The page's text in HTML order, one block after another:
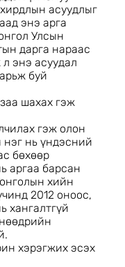
асуудлыг
энэ арга
Улсын
дарга нараас
энэ асуудал
буй
шахах гэж
гэж олон
нь үндэсний
бөхөөр
аргаа барсан
хийн
2012 оноос,
хангалтгүй
хэрэгжих эсэх